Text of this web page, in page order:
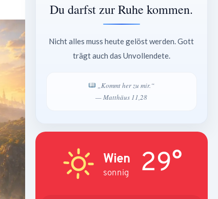
Du darfst zur Ruhe kommen.
Nicht alles muss heute gelöst werden. Gott
trägt auch das Unvollendete.
„Kommt her zu mir.“
— Matthäus 11,28
Wien
sonnig 29°